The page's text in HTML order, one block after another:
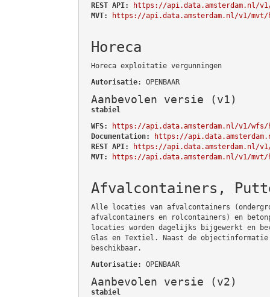
REST API:
https://api.data.amsterdam.nl/
MVT:
https://api.data.amsterdam.nl/v1/mvt/
Horeca
Horeca exploitatie vergunningen
Autorisatie: OPENBAAR
Aanbevolen versie (v1)
stabiel
WFS:
https://api.data.amsterdam.nl/v1/wfs/
Documentation:
https://
REST API:
https://api.data.amsterdam.nl/
MVT:
https://api.data.amsterdam.nl/v1/mvt/
Afvalcontainers,
Alle locaties van afvalcontainers
afvalcontainers en rolcontainers) en
locaties worden dagelijks bijgewerkt en
Glas en Textiel. Naast de objectinformatie
beschikbaar.
Autorisatie: OPENBAAR
Aanbevolen versie (v2)
stabiel